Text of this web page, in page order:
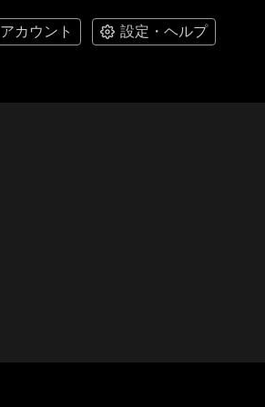
アカウント 設定・ヘルプ